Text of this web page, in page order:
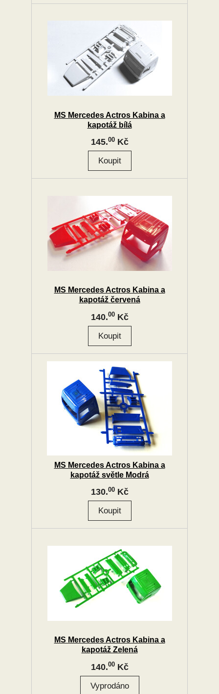
MS Mercedes Actros Kabina a
kapotáž bílá
145.00Kč
MS Mercedes Actros Kabina a
kapotáž červená
140.00Kč
MS Mercedes Actros Kabina a
kapotáž světle Modrá
130.00Kč
MS Mercedes Actros Kabina a
kapotáž Zelená
140.00Kč